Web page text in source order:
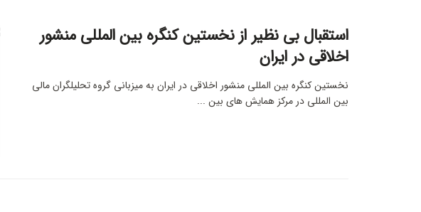
استقبال بی نظیر از نخستین کنگره بین المللی منشور
اخلاقی در ایران
نخستین کنگره بین المللی منشور اخلاقی در ایران به میزبانی گروه تحلیلگران مالی
بین المللی در مرکز همایش های بین ...